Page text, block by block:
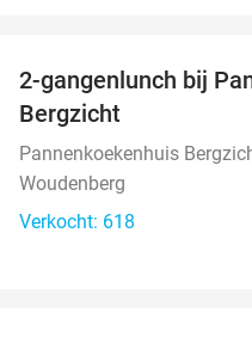
2-gangenlunch bij
Bergzicht
Pannenkoekenhuis
Woudenberg
Verkocht: 618